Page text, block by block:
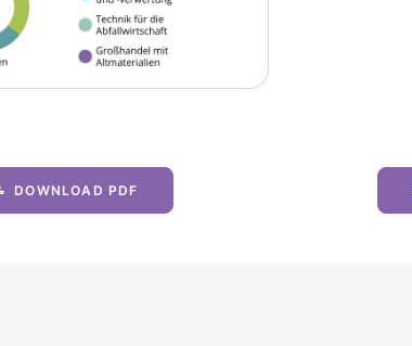
DOWNLOAD PDF